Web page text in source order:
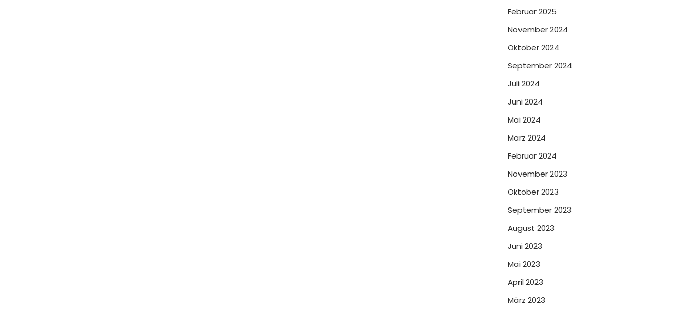
Februar 2025
November 2024
Oktober 2024
September 2024
Juli 2024
Juni 2024
Mai 2024
März 2024
Februar 2024
November 2023
Oktober 2023
September 2023
August 2023
Juni 2023
Mai 2023
April 2023
März 2023